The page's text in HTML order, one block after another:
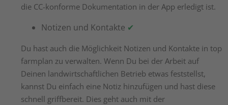
die CC-konforme Dokumentation in der App erledigt ist.
Notizen und Kontakte ✔
Du hast auch die Möglichkeit Notizen und Kontakte in top
farmplan zu verwalten. Wenn Du bei der Arbeit auf
Deinen landwirtschaftlichen Betrieb etwas feststellst,
kannst Du einfach eine Notiz hinzufügen und hast diese
schnell griffbereit. Dies geht auch mit der